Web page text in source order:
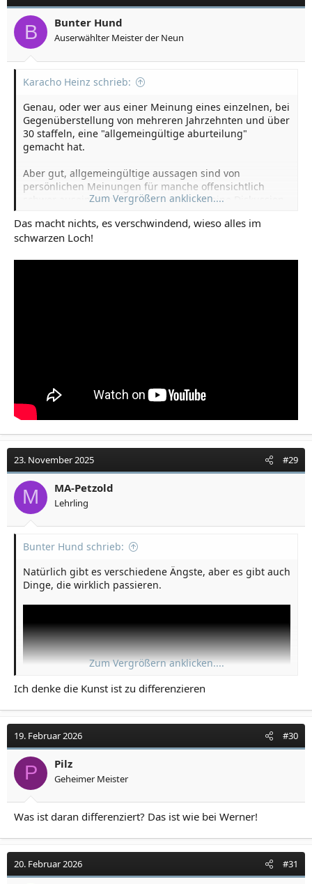
B Bunter Hund
Auserwählter Meister der Neun
Karacho Heinz schrieb:
Genau, oder wer aus einer Meinung eines einzelnen, bei
Gegenüberstellung von mehreren Jahrzehnten und über
30 staffeln, eine "allgemeingültige aburteilung"
gemacht hat.
Aber gut, allgemeingültige aussagen sind von
persönlichen Meinungen für manche offensichtlich
schwer auseinander zu halten wo dann eine Diskussion
selbstbeweihräucherungs faden ist da wohl eher nix für
mich, und damit bin ich nun wirklich raus hier.
Zum Vergrößern anklicken....
Das macht nichts, es verschwindend, wieso alles im
schwarzen Loch!
23. November 2025 #29
M MA-Petzold
Lehrling
Bunter Hund schrieb:
Natürlich gibt es verschiedene Ängste, aber es gibt auch
Dinge, die wirklich passieren.
Zum Vergrößern anklicken....
Ich denke die Kunst ist zu differenzieren
19. Februar 2026 #30
P Pilz
Geheimer Meister
Was ist daran differenziert? Das ist wie bei Werner!
20. Februar 2026 #31